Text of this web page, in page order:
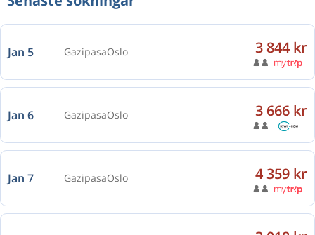
Jan 5 GazipasaOslo 3 844 kr
Jan 6 GazipasaOslo 3 666 kr
Jan 7 GazipasaOslo 4 359 kr